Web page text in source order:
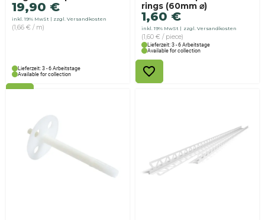
19,90 €
inkl. 19% MwSt zzgl. Versandkosten
(1,66 € / m)
Lieferzeit: 3 - 6 Arbeitstage
Available for collection
rings (60mm ⌀)
1,60 €
inkl. 19% MwSt zzgl. Versandkosten
(1,60 € / piece)
Lieferzeit: 3 - 6 Arbeitstage
Available for collection